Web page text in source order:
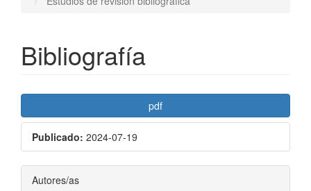
Bibliografía
Barra
lateral
del
artículo
pdf
Publicado: 2024-07-19
Contenido
Autores/as